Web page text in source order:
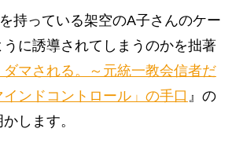
持っている架空のA子さんのケー
うに誘導されてしまうのかを拙著
マされる。～元統一教会信者だ
ンドコントロール」の手口 』の
します。